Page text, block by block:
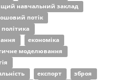
навчальний заклад
потік
економіка
моделювання
експорт
зброя